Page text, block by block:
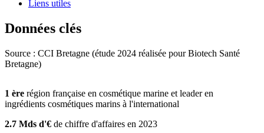
Liens utiles
Données clés
Source : CCI Bretagne (étude 2024 réalisée pour Biotech Santé
Bretagne)
1 ère région française en cosmétique marine et leader en
ingrédients cosmétiques marins à l'international
2.7 Mds d'€ de chiffre d'affaires en 2023